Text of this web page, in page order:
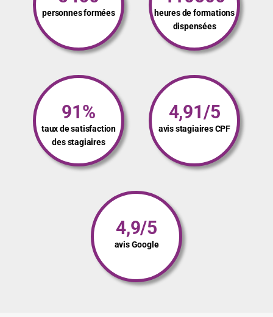
personnes formées
heures de formations
dispensées
91%
taux de satisfaction
des stagiaires
4,91/5
avis stagiaires CPF
4,9/5
avis Google